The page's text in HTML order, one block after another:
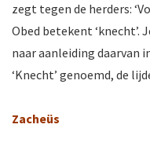
zegt tegen de herders:
Obed betekent ‘knecht’.
naar aanleiding daarvan
‘Knecht’ genoemd, de